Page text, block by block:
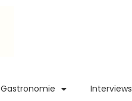
Gastronomie Interviews